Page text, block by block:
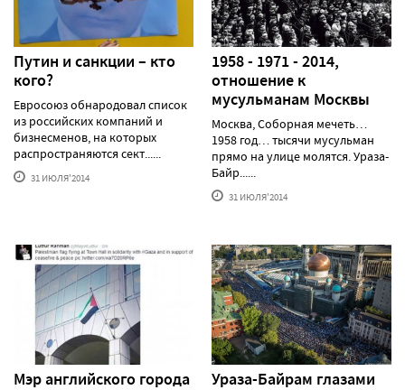
Путин и санкции – кто
кого?
Евросоюз обнародовал список
из российских компаний и
бизнесменов, на которых
распространяются сект......
31 ИЮЛЯ'2014
1958 - 1971 - 2014,
отношение к
мусульманам Москвы
Москва, Соборная мечеть…
1958 год… тысячи мусульман
прямо на улице молятся. Ураза-
Байр......
31 ИЮЛЯ'2014
Мэр английского города
Ураза-Байрам глазами